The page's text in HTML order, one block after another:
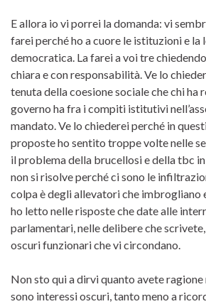
E allora io vi porrei la domanda: vi
farei perché ho a cuore le istituzioni e la
democratica. La farei a voi tre
chiara e con responsabilità. Ve lo
tenuta della coesione sociale che chi ha
governo ha fra i compiti istitutivi
mandato. Ve lo chiederei perché in
proposte ho sentito troppe volte nelle
il problema della brucellosi e della tbc
non si risolve perché ci sono le
colpa è degli allevatori che imbrogliano
ho letto nelle risposte che date alle
parlamentari, nelle delibere che
oscuri funzionari che vi circondano.
Non sto qui a dirvi quanto avete ragione
sono interessi oscuri, tanto meno a